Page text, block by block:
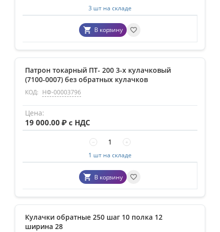
3 шт на складе
В корзину
Патрон токарный ПТ- 200 3-х кулачковый
(7100-0007) без обратных кулачков
КОД: НФ-00003796
19 000.00 ₽ с НДС
+
−
1 шт на складе
В корзину
Кулачки обратные 250 шаг 10 полка 12
ширина 28